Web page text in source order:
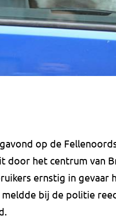
op de
door het centrum van
ernstig in gevaar
bij de politie